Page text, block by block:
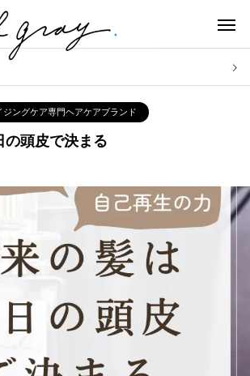
頭皮と、髪のエイジングケア専門ヘアケアブランド
ジングケア専門ヘアケアブランド
の頭皮で決まる